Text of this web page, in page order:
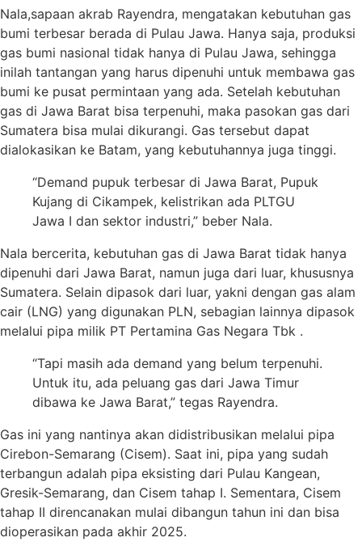
Nala,sapaan akrab Rayendra, mengatakan kebutuhan gas
bumi terbesar berada di Pulau Jawa. Hanya saja, produksi
gas bumi nasional tidak hanya di Pulau Jawa, sehingga
inilah tantangan yang harus dipenuhi untuk membawa gas
bumi ke pusat permintaan yang ada. Setelah kebutuhan
gas di Jawa Barat bisa terpenuhi, maka pasokan gas dari
Sumatera bisa mulai dikurangi. Gas tersebut dapat
dialokasikan ke Batam, yang kebutuhannya juga tinggi.
“Demand pupuk terbesar di Jawa Barat, Pupuk
Kujang di Cikampek, kelistrikan ada PLTGU
Jawa I dan sektor industri,” beber Nala.
Nala bercerita, kebutuhan gas di Jawa Barat tidak hanya
dipenuhi dari Jawa Barat, namun juga dari luar, khususnya
Sumatera. Selain dipasok dari luar, yakni dengan gas alam
cair (LNG) yang digunakan PLN, sebagian lainnya dipasok
melalui pipa milik PT Pertamina Gas Negara Tbk .
“Tapi masih ada demand yang belum terpenuhi.
Untuk itu, ada peluang gas dari Jawa Timur
dibawa ke Jawa Barat,” tegas Rayendra.
Gas ini yang nantinya akan didistribusikan melalui pipa
Cirebon-Semarang (Cisem). Saat ini, pipa yang sudah
terbangun adalah pipa eksisting dari Pulau Kangean,
Gresik-Semarang, dan Cisem tahap I. Sementara, Cisem
tahap II direncanakan mulai dibangun tahun ini dan bisa
dioperasikan pada akhir 2025.